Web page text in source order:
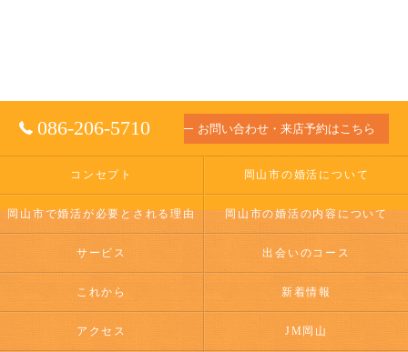
086-206-5710 お問い合わせ・来店予約はこちら
コンセプト 岡山市の婚活について
岡山市で婚活が必要とされる理由 岡山市の婚活の内容について
サービス 出会いのコース
これから 新着情報
アクセス JM岡山